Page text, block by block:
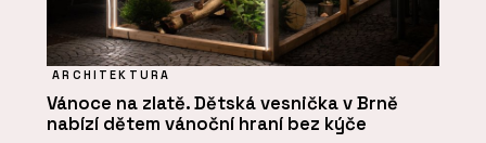
ARCHITEKTURA
Vánoce na zlatě. Dětská vesnička v Brně
nabízí dětem vánoční hraní bez kýče